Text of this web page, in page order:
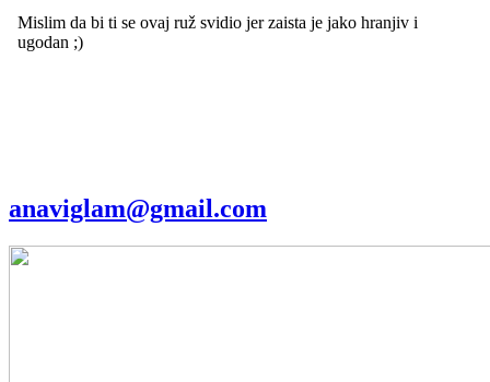
anaviglam@gmail.com